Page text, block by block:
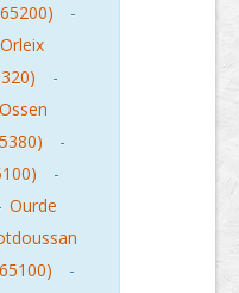
-
Orleix
-
Ossen
-
-
Ourde
-